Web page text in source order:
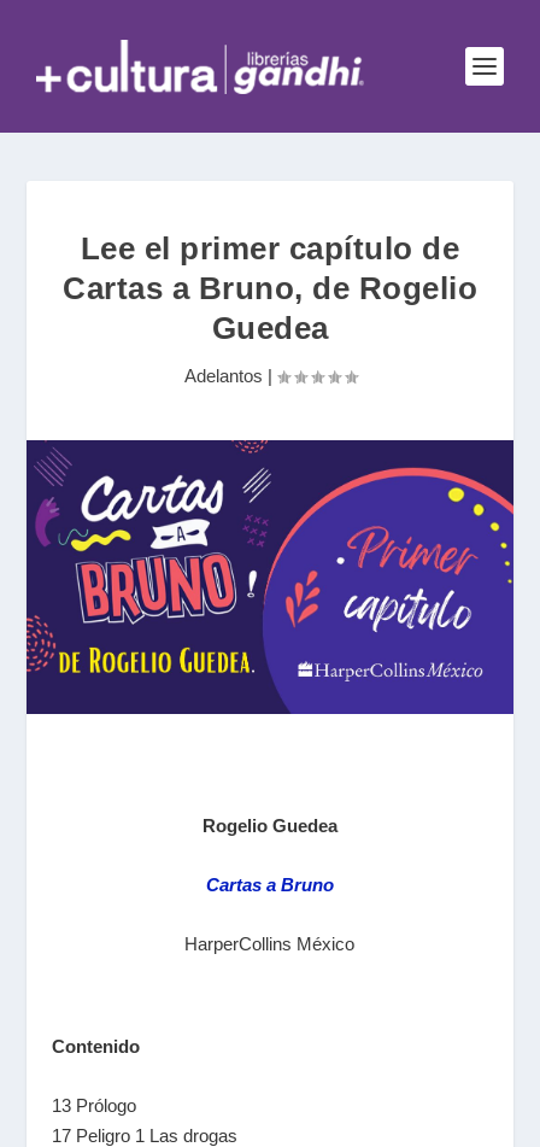
Lee el primer capítulo de
Cartas a Bruno, de Rogelio
Guedea
Adelantos |
Rogelio Guedea
Cartas a Bruno
HarperCollins México
Contenido
13 Prólogo
17 Peligro 1 Las drogas